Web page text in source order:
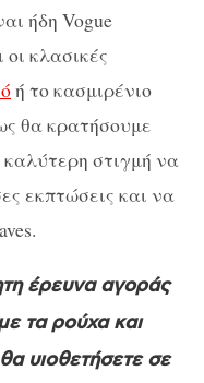
ήδη Vogue
κλασικές
ή το κασμιρένιο
θα κρατήσουμε
στιγμή να
εκπτώσεις και να
έρευνα αγοράς
τα ρούχα και
υιοθετήσετε σε